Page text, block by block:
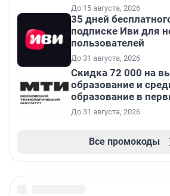
До 15 августа, 2026
35 дней
подписке Иви для
пользователей
До 31 августа, 2026
Скидка 72 000 на
образование и
образование в
До 31 августа, 2026
Все промокоды